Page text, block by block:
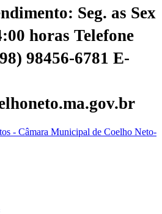
Seg. as Sex
horas Telefone
98456-6781 E-
- Câmara Municipal de Coelho Neto-